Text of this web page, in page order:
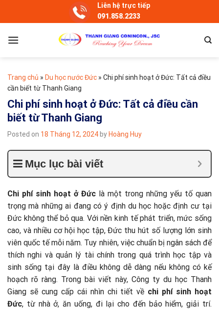
Liên hệ trực tiếp
091.858.2233
Trang chủ » Du học nước Đức » Chi phí sinh hoạt ở Đức: Tất cả điều
cần biết từ Thanh Giang
Chi phí sinh hoạt ở Đức: Tất cả điều cần
biết từ Thanh Giang
Posted on 18 Tháng 12, 2024 by Hoàng Huy
Mục lục bài viết
Chi phí sinh hoạt ở Đức là một trong những yếu tố quan
trọng mà những ai đang có ý định du học hoặc định cư tại
Đức không thể bỏ qua. Với nền kinh tế phát triển, mức sống
cao, và nhiều cơ hội học tập, Đức thu hút số lượng lớn sinh
viên quốc tế mỗi năm. Tuy nhiên, việc chuẩn bị ngân sách để
thích nghi và quản lý tài chính trong quá trình học tập và
sinh sống tại đây là điều không dễ dàng nếu không có kế
hoạch rõ ràng. Trong bài viết này, Công ty du học Thanh
Giang sẽ cung cấp cái nhìn chi tiết về chi phí sinh hoạt
Đức, từ nhà ở, ăn uống, đi lại cho đến bảo hiểm, giải trí.